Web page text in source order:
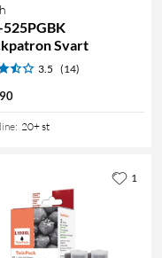
525PGBK
Svart
3.5 (14)
90
: 20+ st
1